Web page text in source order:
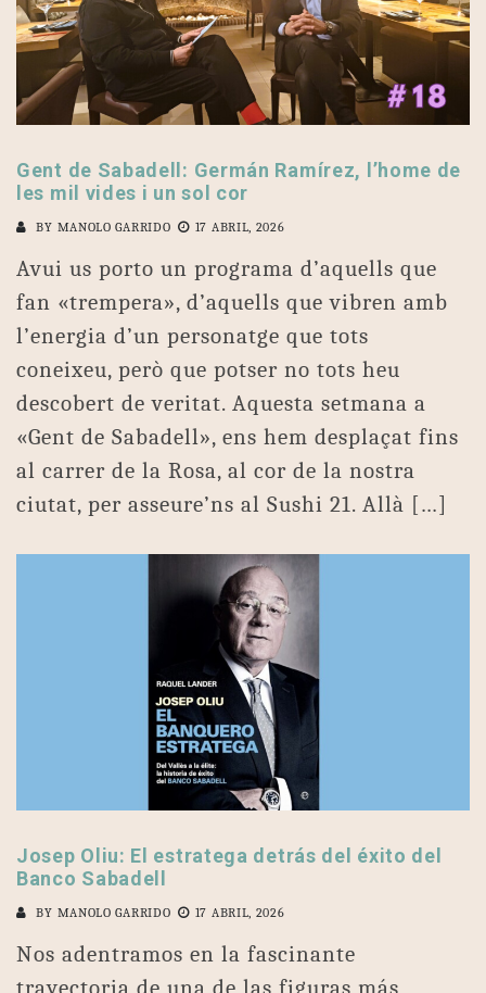
Gent de Sabadell: Germán Ramírez, l’home de
les mil vides i un sol cor
BY MANOLO GARRIDO 17 ABRIL, 2026
Avui us porto un programa d’aquells que
fan «trempera», d’aquells que vibren amb
l’energia d’un personatge que tots
coneixeu, però que potser no tots heu
descobert de veritat. Aquesta setmana a
«Gent de Sabadell», ens hem desplaçat fins
al carrer de la Rosa, al cor de la nostra
ciutat, per asseure’ns al Sushi 21. Allà […]
Josep Oliu: El estratega detrás del éxito del
Banco Sabadell
BY MANOLO GARRIDO 17 ABRIL, 2026
Nos adentramos en la fascinante
trayectoria de una de las figuras más